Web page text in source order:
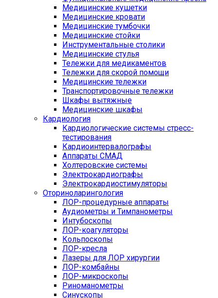
Медицинские кушетки
Медицинские кровати
Медицинские тумбочки
Медицинские стойки
Инструментальные столики
Медицинские стулья
Тележки для медикаментов
Тележки для скорой помощи
Медицинские тележки
Транспортировочные тележки
Шкафы вытяжные
Медицинские шкафы
Кардиология
Кардиологические системы стресс-
тестирования
Кардиоинтервалографы
Аппараты СМАД
Холтеровские системы
Электрокардиографы
Электрокардиостимуляторы
Оториноларингология
ЛОР-процедурные аппараты
Аудиометры и Тимпанометры
Интубоскопы
ЛОР-коагуляторы
Кольпоскопы
ЛОР-кресла
Лазеры для ЛОР хирургии
ЛОР-комбайны
ЛОР-микроскопы
Риноманометры
Синускопы